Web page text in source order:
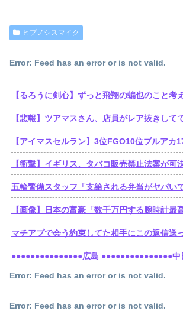
ヒプノシスマイク
Error: Feed has an error or is not valid.
【るろうに剣心】ずっと飛翔の蝙也のこと考
【悲報】ツアマスさん、店員がレア抜きして
【衝撃】イギリス、タバコ販売禁止法案が可
五輪警備スタッフ「支給される弁当がヤバい
●●●●●●●●●●●●●●●広島 ●●●●●●●●●●●●●●●中
Error: Feed has an error or is not valid.
Error: Feed has an error or is not valid.